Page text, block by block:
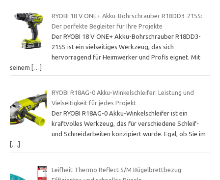
RYOBI 18 V ONE+ Akku-Bohrschrauber R18DD3-215S:
Der perfekte Begleiter für Ihre Projekte
Der RYOBI 18 V ONE+ Akku-Bohrschrauber R18DD3-
215S ist ein vielseitiges Werkzeug, das sich
hervorragend für Heimwerker und Profis eignet. Mit
seinem […]
RYOBI R18AG-0 Akku-Winkelschleifer: Leistung und
Vielseitigkeit für jedes Projekt
Der RYOBI R18AG-0 Akku-Winkelschleifer ist ein
kraftvolles Werkzeug, das für verschiedene Schleif-
und Schneidarbeiten konzipiert wurde. Egal, ob Sie im
[…]
Leifheit Thermo Reflect S/M Bügelbrettbezug: